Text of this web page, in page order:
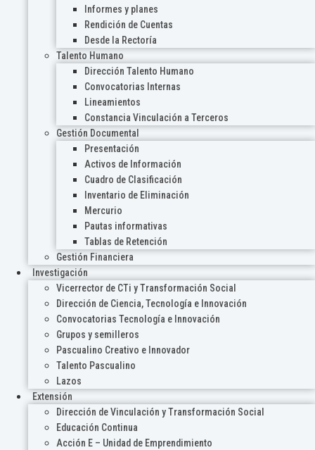
Informes y planes
Rendición de Cuentas
Desde la Rectoría
Talento Humano
Dirección Talento Humano
Convocatorias Internas
Lineamientos
Constancia Vinculación a Terceros
Gestión Documental
Presentación
Activos de Información
Cuadro de Clasificación
Inventario de Eliminación
Mercurio
Pautas informativas
Tablas de Retención
Gestión Financiera
Investigación
Vicerrector de CTi y Transformación Social
Dirección de Ciencia, Tecnología e Innovación
Convocatorias Tecnología e Innovación
Grupos y semilleros
Pascualino Creativo e Innovador
Talento Pascualino
Lazos
Extensión
Dirección de Vinculación y Transformación Social
Educación Continua
Acción E – Unidad de Emprendimiento